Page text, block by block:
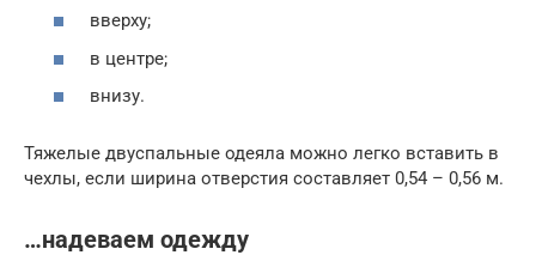
вверху;
в центре;
внизу.
Тяжелые двуспальные одеяла можно легко вставить в
чехлы, если ширина отверстия составляет 0,54 – 0,56 м.
…надеваем одежду